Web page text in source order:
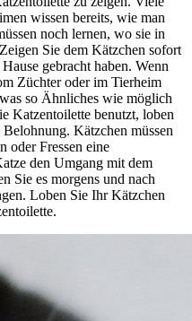
wissen bereits, wie man
noch lernen, wo sie in
Sie dem Kätzchen sofort
gebracht haben. Wenn
Züchter oder im Tierheim
so Ähnliches wie möglich
Katzentoilette benutzt, loben
Kätzchen müssen
oder Fressen eine
den Umgang mit dem
Sie es morgens und nach
Loben Sie Ihr Kätzchen